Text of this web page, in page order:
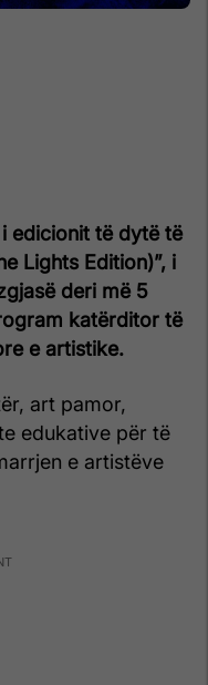
edicionit të dytë të
Lights Edition)”, i
deri më 5
katërditor të
e artistike.
art pamor,
edukative për të
e artistëve